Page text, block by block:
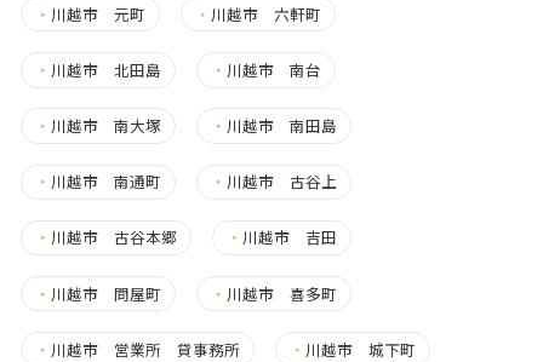
・ 川越市 元町 ・ 川越市 六軒町
・ 川越市 北田島 ・ 川越市 南台
・ 川越市 南大塚 ・ 川越市 南田島
・ 川越市 南通町 ・ 川越市 古谷上
・ 川越市 古谷本郷 ・ 川越市 吉田
・ 川越市 問屋町 ・ 川越市 喜多町
・ 川越市 営業所 貸事務所 ・ 川越市 城下町